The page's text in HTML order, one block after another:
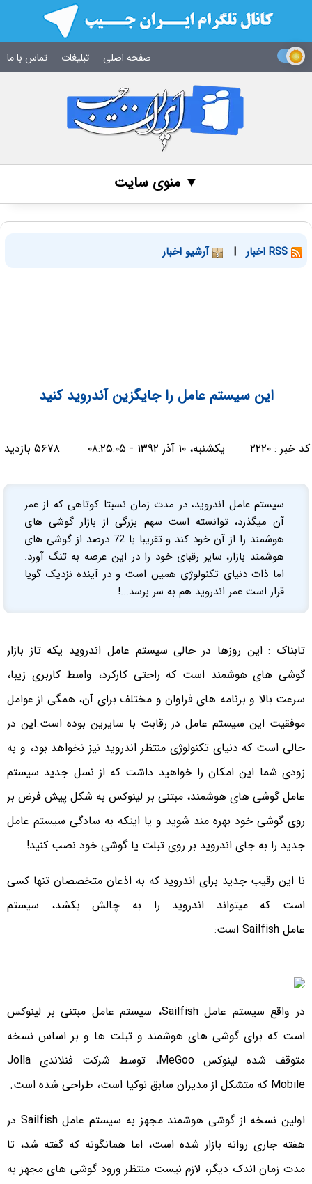
صفحه اصلی تبلیغات تماس با ما
▼ منوی سایت
| آرشیو اخبار
این سیستم عامل را جایگزین آندروید کنید
کد خبر : ۲۲۲۰ یکشنبه، ۱۰ آذر ۱۳۹۲ - ۰۸:۲۵:۰۵ ۵۶۷۸ بازدید
سیستم عامل اندروید، در مدت زمان نسبتا کوتاهی که از عمر
آن میگذرد، توانسته است سهم بزرگی از بازار گوشی های
هوشمند را از آن خود کند و تقریبا با 72 درصد از گوشی های
هوشمند بازار، سایر رقبای خود را در این عرصه به تنگ آورد.
اما ذات دنیای تکنولوژی همین است و در آینده نزدیک گویا
قرار است عمر اندروید هم به سر برسد...!
تابناک : این روزها در حالی سیستم عامل اندروید یکه تاز بازار
گوشی های هوشمند است که راحتی کارکرد، واسط کاربری زیبا،
سرعت بالا و برنامه های فراوان و مختلف برای آن، همگی از عوامل
موفقیت این سیستم عامل در رقابت با سایرین بوده است.این در
حالی است که دنیای تکنولوژی منتظر اندروید نیز نخواهد بود، و به
زودی شما این امکان را خواهید داشت که از نسل جدید سیستم
عامل گوشی های هوشمند، مبتنی بر لینوکس به شکل پیش فرض بر
روی گوشی خود بهره مند شوید و یا اینکه به سادگی سیستم عامل
جدید را به جای اندروید بر روی تبلت یا گوشی خود نصب کنید!
نا این رقیب جدید برای اندروید که به اذعان متخصصان تنها کسی
است که میتواند اندروید را به چالش بکشد، سیستم
عامل Sailfish است:
در واقع سیستم عاملSailfish، سیستم عامل مبتنی بر لینوکس
است که برای گوشی های هوشمند و تبلت ها و بر اساس نسخه
متوقف شده لینوکسMeGoo، توسط شرکت فنلاندی Jolla
Mobile که متشکل از مدیران سابق نوکیا است، طراحی شده است.
اولین نسخه از گوشی هوشمند مجهز به سیستم عاملSailfish در
هفته جاری روانه بازار شده است، اما همانگونه که گفته شد، تا
مدت زمان اندک دیگر، لازم نیست منتظر ورود گوشی های مجهز به